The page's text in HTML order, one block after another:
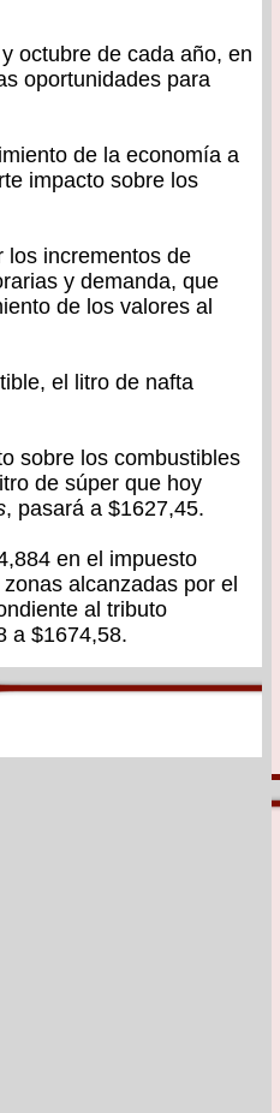
octubre de cada año, en
oportunidades para
de la economía a
impacto sobre los
los incrementos de
y demanda, que
de los valores al
el litro de nafta
sobre los combustibles
de súper que hoy
, pasará a $1627,45.
en el impuesto
alcanzadas por el
al tributo
a $1674,58.